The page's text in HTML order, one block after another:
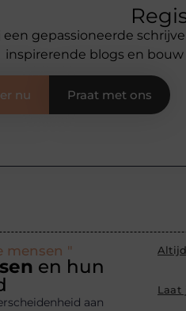
een gepassioneerde
inspirerende blogs en
nu Praat met ons
mensen "
en hun
aan
Laat